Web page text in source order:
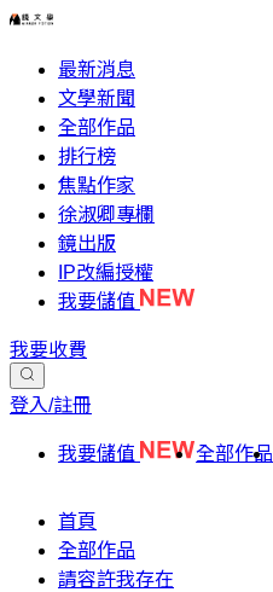
最新消息
文學新聞
全部作品
排行榜
焦點作家
徐淑卿專欄
鏡出版
IP改編授權
我要儲值
我要收費
登入/註冊
我要儲值 全部作品
首頁
全部作品
請容許我存在